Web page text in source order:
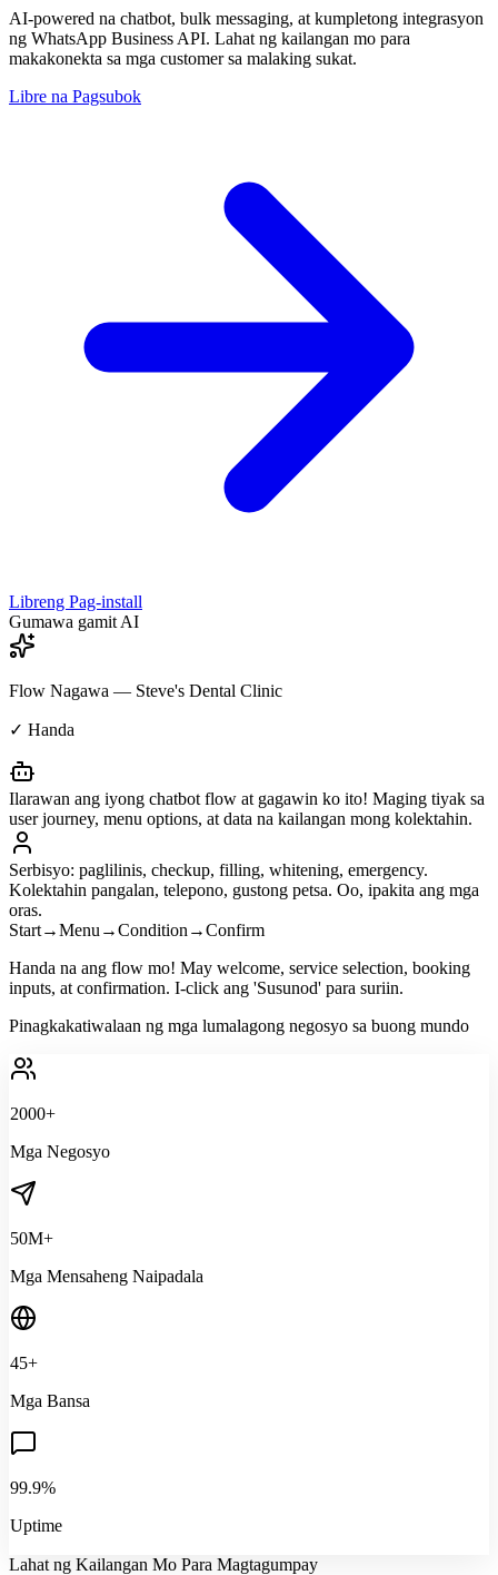
AI-powered na chatbot, bulk messaging, at kumpletong integrasyon
ng WhatsApp Business API. Lahat ng kailangan mo para
makakonekta sa mga customer sa malaking sukat.
Libre na Pagsubok
Libreng Pag-install
Gumawa gamit AI
Flow Nagawa — Steve's Dental Clinic
✓ Handa
Ilarawan ang iyong chatbot flow at gagawin ko ito! Maging tiyak sa
user journey, menu options, at data na kailangan mong kolektahin.
Serbisyo: paglilinis, checkup, filling, whitening, emergency.
Kolektahin pangalan, telepono, gustong petsa. Oo, ipakita ang mga
oras.
Start→Menu →Condition →Confirm
Handa na ang flow mo! May welcome, service selection, booking
inputs, at confirmation. I-click ang 'Susunod' para suriin.
Pinagkakatiwalaan ng mga lumalagong negosyo sa buong mundo
2000+
Mga Negosyo
50M+
Mga Mensaheng Naipadala
45+
Mga Bansa
99.9%
Uptime
Lahat ng Kailangan Mo Para Magtagumpay